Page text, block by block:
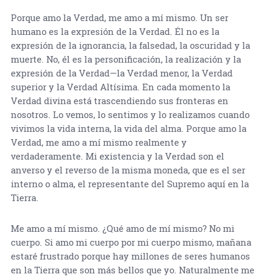
Porque amo la Verdad, me amo a mí mismo. Un ser
humano es la expresión de la Verdad. Él no es la
expresión de la ignorancia, la falsedad, la oscuridad y la
muerte. No, él es la personificación, la realización y la
expresión de la Verdad—la Verdad menor, la Verdad
superior y la Verdad Altísima. En cada momento la
Verdad divina está trascendiendo sus fronteras en
nosotros. Lo vemos, lo sentimos y lo realizamos cuando
vivimos la vida interna, la vida del alma. Porque amo la
Verdad, me amo a mí mismo realmente y
verdaderamente. Mi existencia y la Verdad son el
anverso y el reverso de la misma moneda, que es el ser
interno o alma, el representante del Supremo aquí en la
Tierra.
Me amo a mí mismo. ¿Qué amo de mí mismo? No mi
cuerpo. Si amo mi cuerpo por mi cuerpo mismo, mañana
estaré frustrado porque hay millones de seres humanos
en la Tierra que son más bellos que yo. Naturalmente me